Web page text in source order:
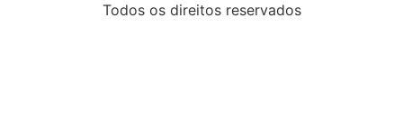
Todos os direitos reservados